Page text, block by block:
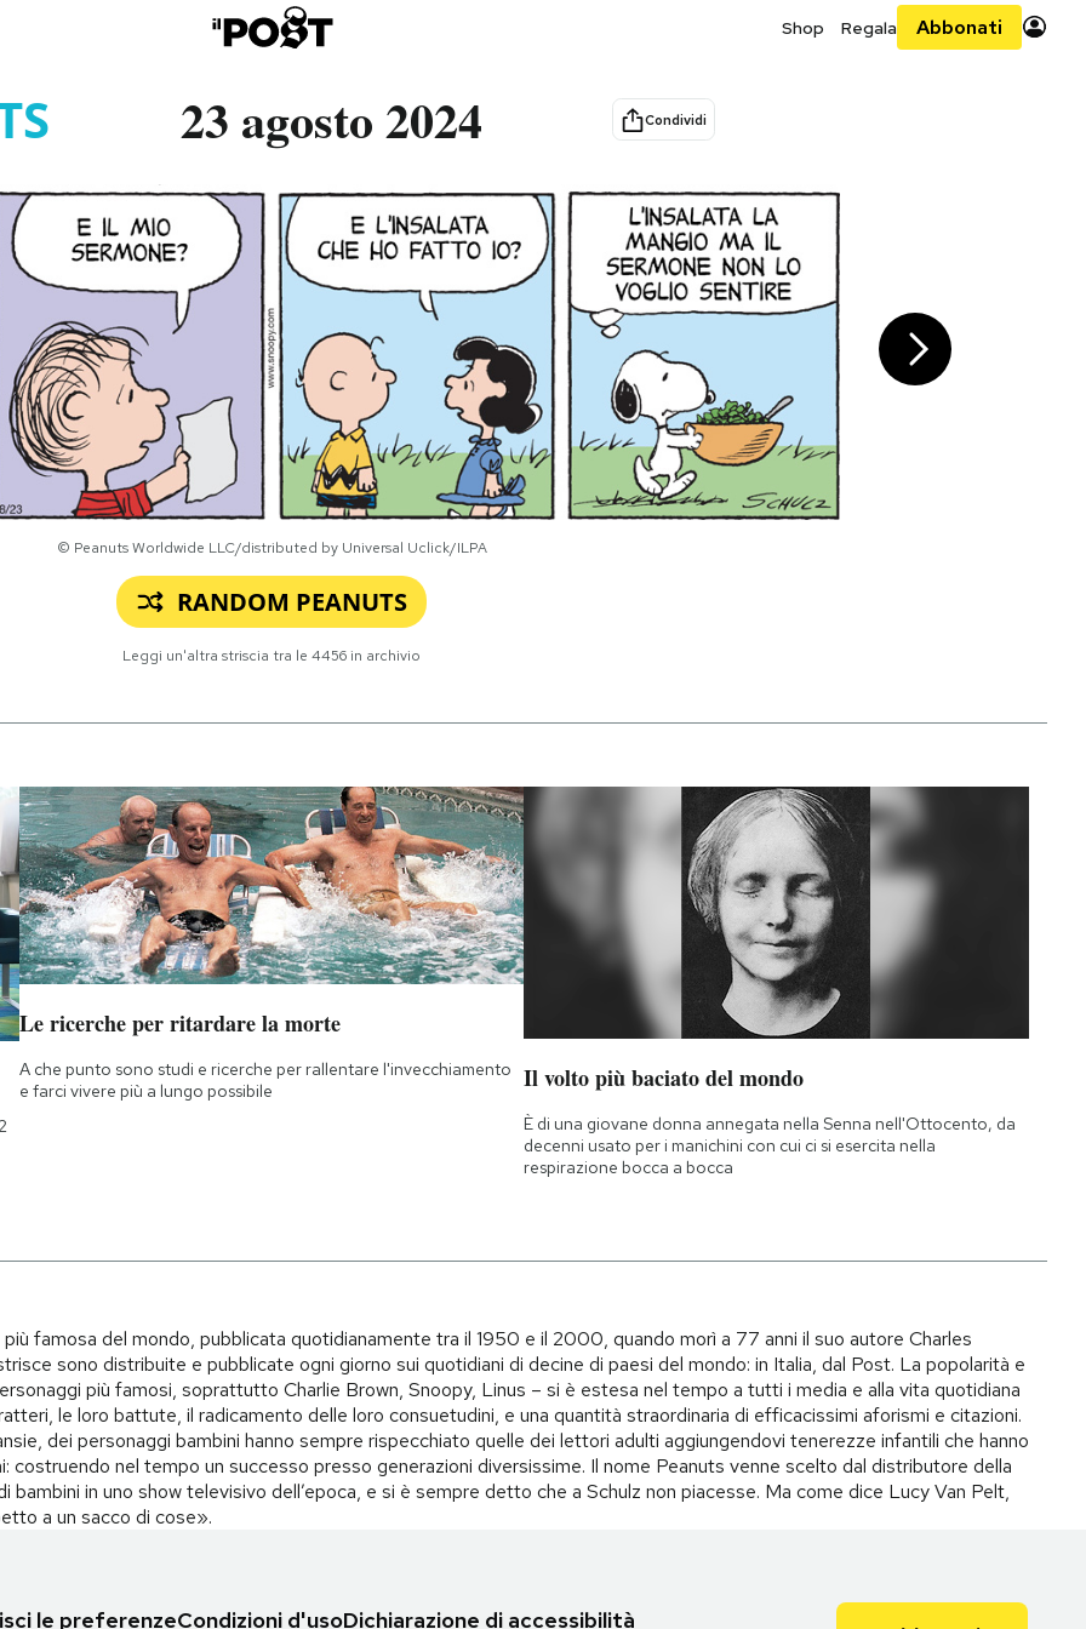
Shop Regala Abbonati
23 agosto 2024 Condividi
© Peanuts Worldwide LLC/distributed by Universal Uclick/ILPA
RANDOM PEANUTS
Leggi un'altra striscia tra le 4456 in archivio
Le ricerche per ritardare la morte
A che punto sono studi e ricerche per rallentare l'invecchiamento
e farci vivere più a lungo possibile
Il volto più baciato del mondo
È di una giovane donna annegata nella Senna nell'Ottocento, da
decenni usato per i manichini con cui ci si esercita nella
respirazione bocca a bocca
famosa del mondo, pubblicata quotidianamente tra il 1950 e il 2000, quando morì a 77 anni il suo autore Charles
sono distribuite e pubblicate ogni giorno sui quotidiani di decine di paesi del mondo: in Italia, dal Post. La popolarità e
più famosi, soprattutto Charlie Brown, Snoopy, Linus – si è estesa nel tempo a tutti i media e alla vita quotidiana
le loro battute, il radicamento delle loro consuetudini, e una quantità straordinaria di efficacissimi aforismi e citazioni.
dei personaggi bambini hanno sempre rispecchiato quelle dei lettori adulti aggiungendovi tenerezze infantili che hanno
costruendo nel tempo un successo presso generazioni diversissime. Il nome Peanuts venne scelto dal distributore della
bambini in uno show televisivo dell’epoca, e si è sempre detto che a Schulz non piacesse. Ma come dice Lucy Van Pelt,
a un sacco di cose».
le preferenzeCondizioni d'usoDichiarazione di accessibilità